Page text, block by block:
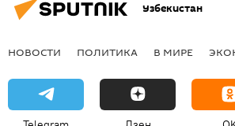
Узбекистан
НОВОСТИ ПОЛИТИКА В МИРЕ